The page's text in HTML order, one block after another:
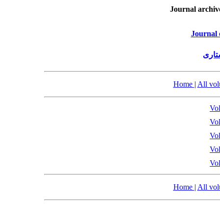
Journal
Journal
Home | All
Home | All